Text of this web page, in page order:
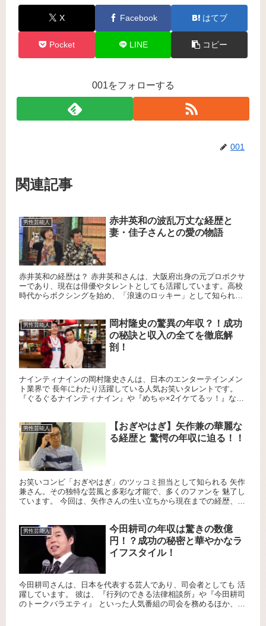
X Facebook はてブ
Pocket LINE コピー
001をフォローする
001
関連記事
男性芸能人
赤井英和の波乱万丈な経歴と
妻・佳子さんとの愛の物語
赤井英和の経歴は？ 赤井英和さんは、大阪府出身の元プロボクサ
ーであり、現在は俳優やタレントとしても活躍しています。高校
時代からボクシングを始め、「浪速のロッキー」として知られる
男性芸能人
岡村隆史の驚異の年収？！成功
の秘訣と収入の全てを徹底解
剖！
ナインティナインの岡村隆史さんは、日本のエンターテインメン
ト業界で 長年にわたり活躍している人気お笑いタレントです。
『ぐるぐるナインティナイン』や『めちゃ×2イケてるッ！』など
男性芸能人
【おぎやはぎ】矢作兼の華麗な
る経歴と 驚愕の年収に迫る！！
お笑いコンビ「おぎやはぎ」のツッコミ担当として知られる 矢作
兼さん。その独特な芸風と多彩な才能で、多くのファンを 魅了し
ています。 今回は、矢作さんの生い立ちから現在までの経歴、
男性芸能人
今田耕司の年収は驚きの数億
円！？成功の秘密と華やかなラ
イフスタイル！
今田耕司さんは、日本を代表する芸人であり、司会者としても 活
躍しています。 彼は、『行列のできる法律相談所』や『今田耕司
のトークバラエティ』 といった人気番組の司会を務めるほか、お